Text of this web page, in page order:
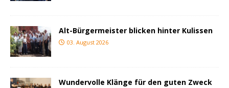
Alt-Bürgermeister blicken hinter Kulissen
03. August 2026
Wundervolle Klänge für den guten Zweck